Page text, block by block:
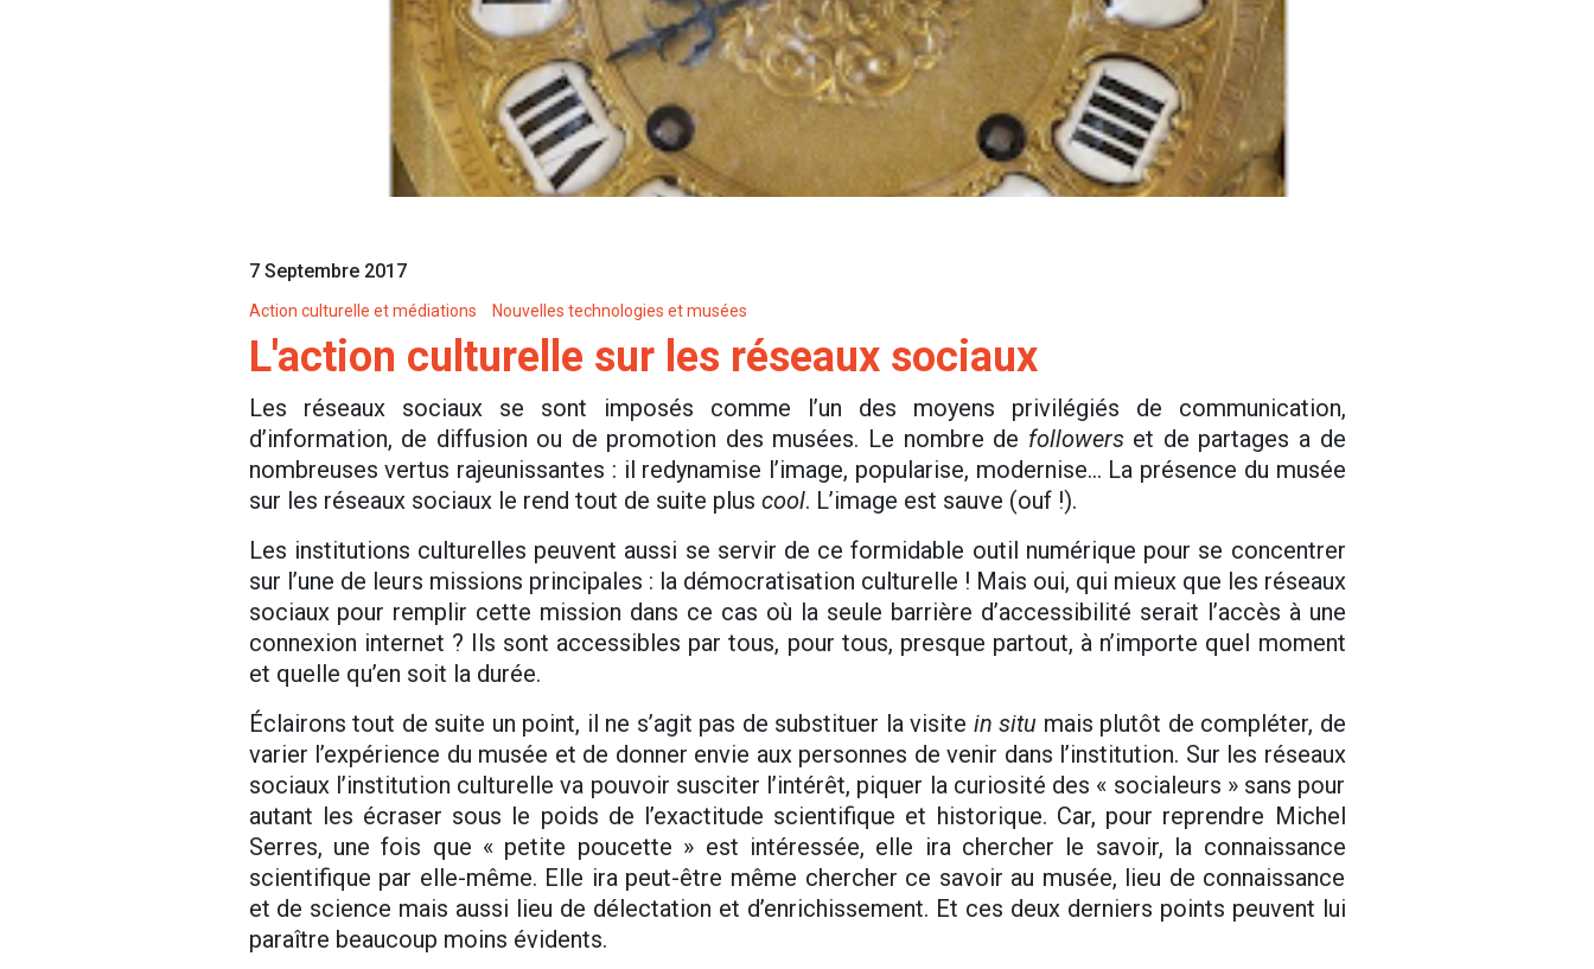
7 Septembre 2017
Action culturelle et médiations Nouvelles technologies et musées
L'action culturelle sur les réseaux sociaux
Les réseaux sociaux se sont imposés comme l’un des moyens privilégiés de communication,
d’information, de diffusion ou de promotion des musées. Le nombre de followers et de partages a de
nombreuses vertus rajeunissantes : il redynamise l’image, popularise, modernise… La présence du musée
sur les réseaux sociaux le rend tout de suite plus cool. L’image est sauve (ouf !).
Les institutions culturelles peuvent aussi se servir de ce formidable outil numérique pour se concentrer
sur l’une de leurs missions principales : la démocratisation culturelle ! Mais oui, qui mieux que les réseaux
sociaux pour remplir cette mission dans ce cas où la seule barrière d’accessibilité serait l’accès à une
connexion internet ? Ils sont accessibles par tous, pour tous, presque partout, à n’importe quel moment
et quelle qu’en soit la durée.
Éclairons tout de suite un point, il ne s’agit pas de substituer la visite in situ mais plutôt de compléter, de
varier l’expérience du musée et de donner envie aux personnes de venir dans l’institution. Sur les réseaux
sociaux l’institution culturelle va pouvoir susciter l’intérêt, piquer la curiosité des « socialeurs » sans pour
autant les écraser sous le poids de l’exactitude scientifique et historique. Car, pour reprendre Michel
Serres, une fois que « petite poucette » est intéressée, elle ira chercher le savoir, la connaissance
scientifique par elle-même. Elle ira peut-être même chercher ce savoir au musée, lieu de connaissance
et de science mais aussi lieu de délectation et d’enrichissement. Et ces deux derniers points peuvent lui
paraître beaucoup moins évidents.